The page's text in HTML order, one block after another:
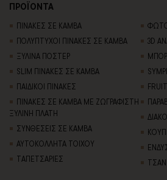
ΠΡΟΪΟΝΤΑ
ΠΙΝΑΚΕΣ ΣΕ ΚΑΜΒΑ
ΠΟΛΥΠΤΥΧΟΙ ΠΙΝΑΚΕΣ ΣΕ ΚΑΜΒΑ
ΞΥΛΙΝΑ ΠΟΣΤΕΡ
SLIM ΠΙΝΑΚΕΣ ΣΕ ΚΑΜΒΑ
ΠΑΙΔΙΚΟΙ ΠΙΝΑΚΕΣ
ΠΙΝΑΚΕΣ ΣΕ ΚΑΜΒΑ ΜΕ ΖΩΓΡΑΦΙΣΤΗ
ΞΥΛΙΝΗ ΠΛΑΤΗ
ΣΥΝΘΕΣΕΙΣ ΣΕ ΚΑΜΒΑ
ΑΥΤΟΚΟΛΛΗΤΑ ΤΟΙΧΟΥ
TΑΠΕΤΣΑΡΙΕΣ
3D